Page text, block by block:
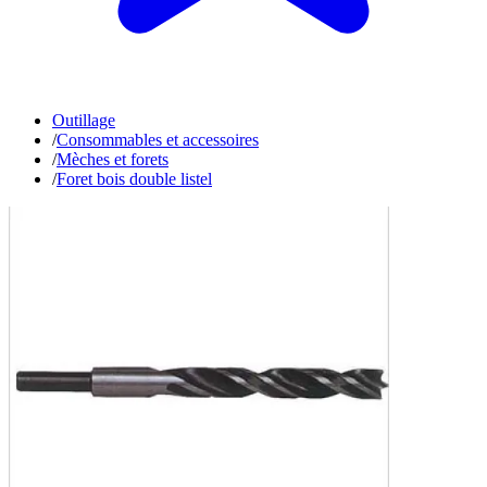
Outillage
/Consommables et accessoires
/Mèches et forets
/Foret bois double listel